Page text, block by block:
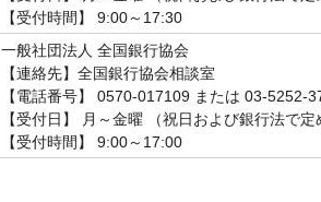
【受付時間】 9:00～17:30
一般社団法人 全国銀行協会
【連絡先】全国銀行協会相談室
【電話番号】 0570-017109 または 03-5252-
【受付日】 月～金曜 （祝日および銀行法で
【受付時間】 9:00～17:00